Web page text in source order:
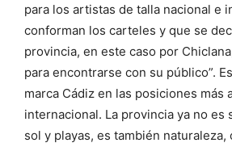
para los artistas de talla nacional e
conforman los carteles y que se
provincia, en este caso por
para encontrarse con su público”.
marca Cádiz en las posiciones más
internacional. La provincia ya no es
sol y playas, es también